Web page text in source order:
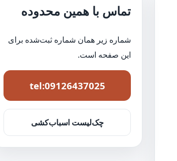
تماس با همین محدوده
شماره زیر همان شماره ثبت‌شده برای
این صفحه است.
tel:09126437025
چک‌لیست اسباب‌کشی